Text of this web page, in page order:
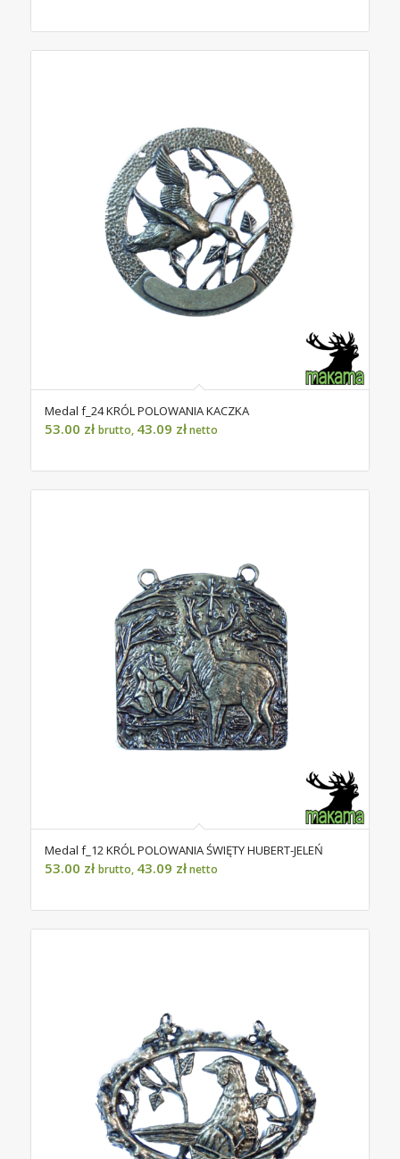
Medal f_24 KRÓL POLOWANIA KACZKA
53.00 zł brutto, 43.09 złnetto
Medal f_12 KRÓL POLOWANIA ŚWIĘTY HUBERT-JELEŃ
53.00 zł brutto, 43.09 złnetto